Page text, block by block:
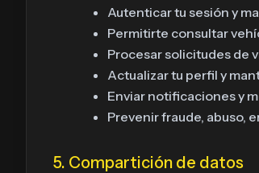
Autenticar tu sesión y
Permitirte consultar
Procesar solicitudes de
Actualizar tu perfil y
Enviar notificaciones y
Prevenir fraude, abuso,
5. Compartición de datos